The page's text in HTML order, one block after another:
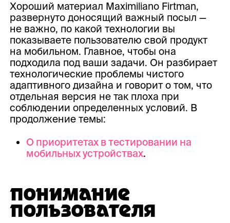
Хороший материал Maximiliano Firtman,
развернуто доносящий важный посыл —
не важно, по какой технологии вы
показываете пользователю свой продукт
на мобильном. Главное, чтобы она
подходила под ваши задачи. Он разбирает
технологические проблемы чистого
адаптивного дизайна и говорит о том, что
отдельная версия не так плоха при
соблюдении определенных условий. В
продолжение темы:
О приоритетах в тестировании на
мобильных устройствах.
ПОНИМАНИЕ
ПОЛЬЗОВАТЕЛЯ